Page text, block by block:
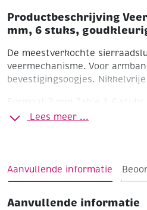
Productbeschrijving
mm, 6 stuks,
De meestverkochte
veermechanisme. Voor
bevestigingsoogjes.
Formaat 7 mm Zakje à 6 stuks
Lees meer ...
Aanvullende informatie
Aanvullende informatie